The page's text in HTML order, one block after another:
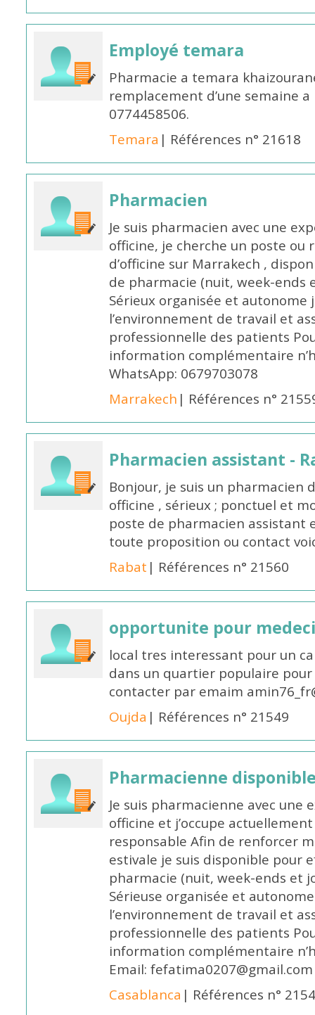
Employé temara
Pharmacie a temara
remplacement d’une semaine
0774458506.
Temara | Références n° 21618
Pharmacien
Je suis pharmacien avec une
officine, je cherche un poste
d’officine sur Marrakech ,
de pharmacie (nuit, week-ends
Sérieux organisée et autonome
l’environnement de travail et
professionnelle des patients
information complémentaire
WhatsApp: 0679703078
Marrakech | Références n°
Pharmacien assistant -
Bonjour, je suis un pharmacien
officine , sérieux ; ponctuel et
poste de pharmacien
toute proposition ou contact
Rabat | Références n° 21560
opportunite pour
local tres interessant pour un
dans un quartier populaire
contacter par emaim
Oujda | Références n° 21549
Pharmacienne
Je suis pharmacienne avec
officine et j’occupe
responsable Afin de renforcer
estivale je suis disponible pour
pharmacie (nuit, week-ends et
Sérieuse organisée et
l’environnement de travail et
professionnelle des patients
information complémentaire
Email: fefatima0207@gmail.com
Casablanca | Références n°